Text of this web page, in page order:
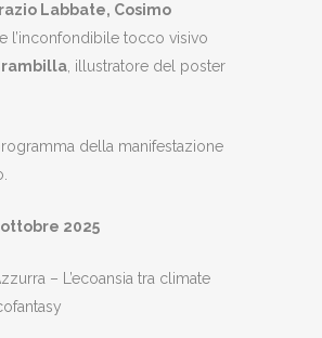
Labbate, Cosimo
e l’inconfondibile tocco visivo
, illustratore del poster
della manifestazione
2025
– L’ecoansia tra climate